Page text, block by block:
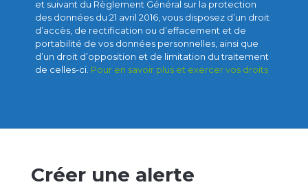
et suivant du Règlement Général sur la protection
des données du 21 avril 2016, vous disposez d’un droit
d’accès, de rectification ou d’effacement et de
portabilité de vos données personnelles, ainsi que
d’un droit d’opposition et de limitation du traitement
de celles-ci. Pour en savoir plus et exercer vos droits
Créer une alerte